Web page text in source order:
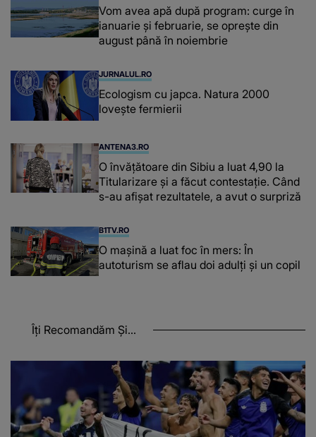
Vom avea apă după program: curge în
ianuarie și februarie, se oprește din
august până în noiembrie
JURNALUL.RO
Ecologism cu japca. Natura 2000
lovește fermierii
ANTENA3.RO
O învățătoare din Sibiu a luat 4,90 la
Titularizare și a făcut contestație. Când
s-au afișat rezultatele, a avut o surpriză
B1TV.RO
O maşină a luat foc în mers: În
autoturism se aflau doi adulți și un copil
Îți Recomandăm Și...